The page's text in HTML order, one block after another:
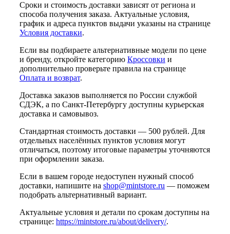
Сроки и стоимость доставки зависят от региона и
способа получения заказа. Актуальные условия,
график и адреса пунктов выдачи указаны на странице
Условия доставки.
Если вы подбираете альтернативные модели по цене
и бренду, откройте категорию Кроссовки и
дополнительно проверьте правила на странице
Оплата и возврат.
Доставка заказов выполняется по России службой
СДЭК, а по Санкт-Петербургу доступны курьерская
доставка и самовывоз.
Стандартная стоимость доставки — 500 рублей. Для
отдельных населённых пунктов условия могут
отличаться, поэтому итоговые параметры уточняются
при оформлении заказа.
Если в вашем городе недоступен нужный способ
доставки, напишите на shop@mintstore.ru — поможем
подобрать альтернативный вариант.
Актуальные условия и детали по срокам доступны на
странице: https://mintstore.ru/about/delivery/.